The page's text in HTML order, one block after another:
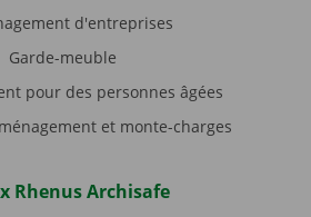
d'entreprises
Garde-meuble
pour des personnes âgées
et monte-charges
Rhenus Archisafe